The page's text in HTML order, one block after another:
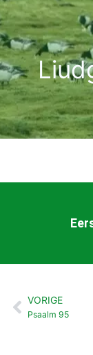
Ga
naar
de
inhoud
Vorige
VORIGE
Psaalm 95